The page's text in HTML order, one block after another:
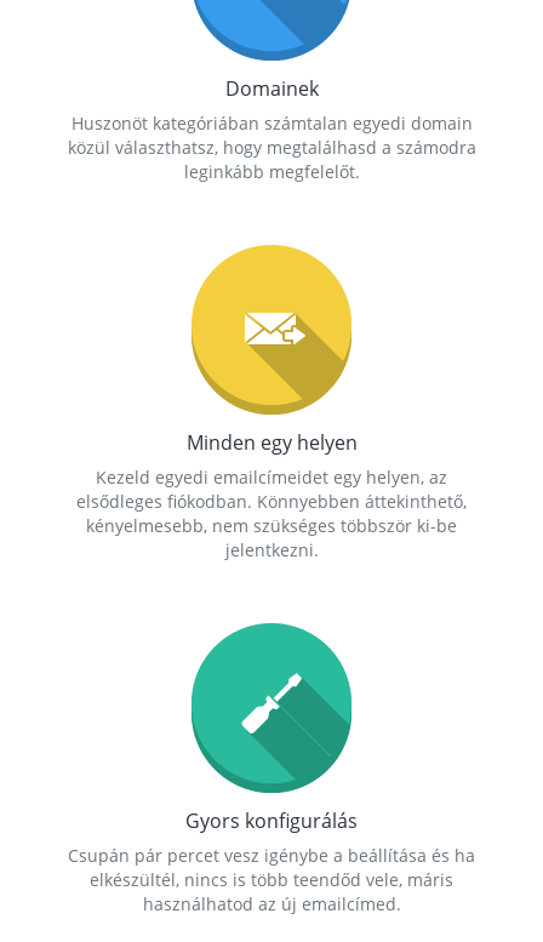
Domainek
Huszonöt kategóriában számtalan egyedi domain
közül választhatsz, hogy megtalálhasd a számodra
leginkább megfelelőt.
Minden egy helyen
Kezeld egyedi emailcímeidet egy helyen, az
elsődleges fiókodban. Könnyebben áttekinthető,
kényelmesebb, nem szükséges többször ki-be
jelentkezni.
Gyors konfigurálás
Csupán pár percet vesz igénybe a beállítása és ha
elkészültél, nincs is több teendőd vele, máris
használhatod az új emailcímed.